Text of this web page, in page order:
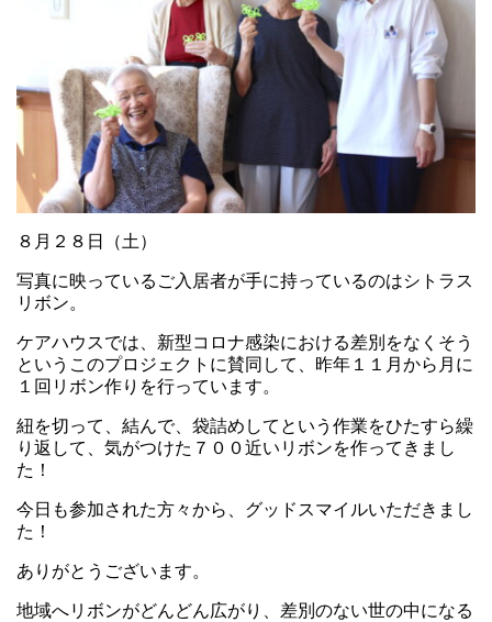
８月２８日（土）
写真に映っているご入居者が手に持っているのはシトラス
リボン。
ケアハウスでは、新型コロナ感染における差別をなくそう
というこのプロジェクトに賛同して、昨年１１月から月に
１回リボン作りを行っています。
紐を切って、結んで、袋詰めしてという作業をひたすら繰
り返して、気がつけた７００近いリボンを作ってきまし
た！
今日も参加された方々から、グッドスマイルいただきまし
た！
ありがとうございます。
地域へリボンがどんどん広がり、差別のない世の中になる